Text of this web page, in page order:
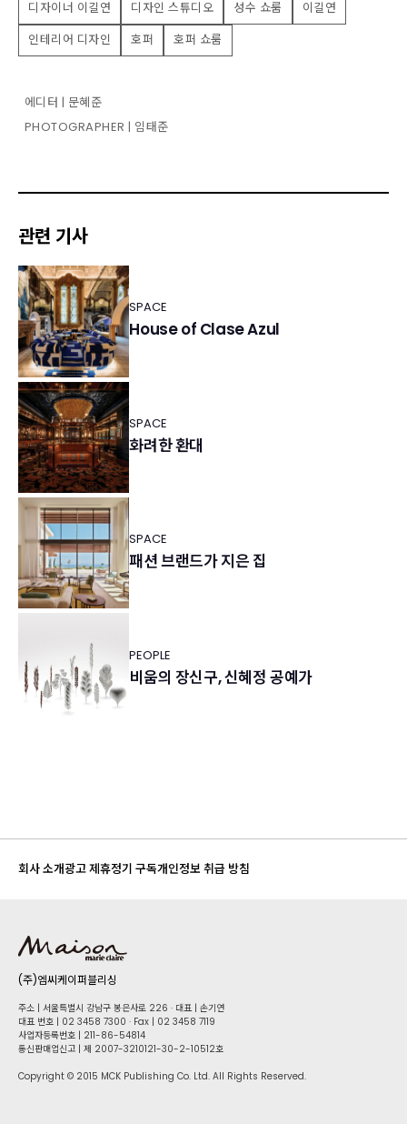
디자이너 이길연 디자인 스튜디오 성수 쇼룸
이길연
인테리어 디자인
호퍼 호퍼 쇼룸
에디터 | 문혜준
PHOTOGRAPHER | 임태준
관련 기사
SPACE
House of Clase Azul
SPACE
화려한 환대
SPACE
패션 브랜드가 지은 집
PEOPLE
비움의 장신구, 신혜정 공예가
회사 소개광고 제휴정기 구독개인정보 취급 방침
(주)엠씨케이퍼블리싱
주소 | 서울특별시 강남구 봉은사로 226 · 대표 | 손기연
대표 번호 | 02 34​58 7300 · Fax | 02 34​58 7119
사업자등록번호 | 211-86-5​4814
통신판매업신고 | 제 2007-3210121-30-2-10512호
Copyright © 2015 MCK Publishing Co. Ltd. All Rights Reserved.